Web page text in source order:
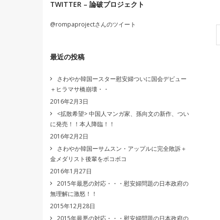
TWITTER – 論破プロジェクト
@rompaprojectさんのツイート
最近の投稿
さわやか韓国ースター慰安婦ついに国会デビュー
＋ヒラマサ橋崩壊・・
2016年2月3日
<拡散希望> 中国人マンガ家、孫向文の新作、つい
に発売！！本人降臨！！
2016年2月2日
さわやか韓国ーサムスン・アップルに完全敗訴＋
金メダリスト後輩をボコボコ
2016年1月27日
2015年最悪の対応・・・慰安婦問題の日本政府の
無理解に激怒！！
2015年12月28日
2015年最悪の対応・・・慰安婦問題の日本政府の